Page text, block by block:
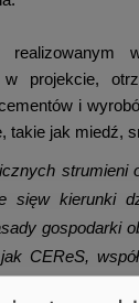
w projekcie,
i
jak miedź,
sięw kierunki
gospodarki
CEReS,
płonnej,